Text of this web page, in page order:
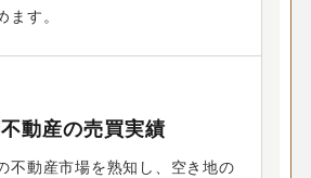
ます。
動産の売買実績
不動産市場を熟知し、空き地の